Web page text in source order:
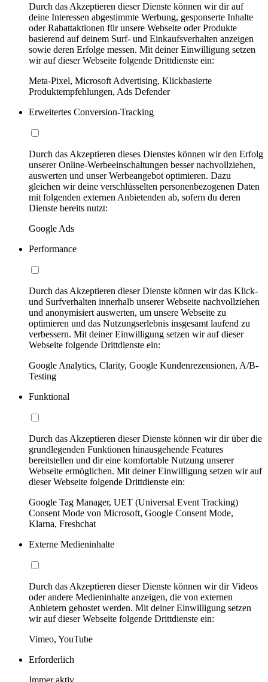
Durch das Akzeptieren dieser Dienste können wir dir auf
deine Interessen abgestimmte Werbung, gesponserte Inhalte
oder Rabattaktionen für unsere Webseite oder Produkte
basierend auf deinem Surf- und Einkaufsverhalten anzeigen
sowie deren Erfolge messen. Mit deiner Einwilligung setzen
wir auf dieser Webseite folgende Drittdienste ein:
Meta-Pixel, Microsoft Advertising, Klickbasierte
Produktempfehlungen, Ads Defender
Erweitertes Conversion-Tracking
Durch das Akzeptieren dieses Dienstes können wir den Erfolg
unserer Online-Werbeeinschaltungen besser nachvollziehen,
auswerten und unser Werbeangebot optimieren. Dazu
gleichen wir deine verschlüsselten personenbezogenen Daten
mit folgenden externen Anbietenden ab, sofern du deren
Dienste bereits nutzt:
Google Ads
Performance
Durch das Akzeptieren dieser Dienste können wir das Klick-
und Surfverhalten innerhalb unserer Webseite nachvollziehen
und anonymisiert auswerten, um unsere Webseite zu
optimieren und das Nutzungserlebnis insgesamt laufend zu
verbessern. Mit deiner Einwilligung setzen wir auf dieser
Webseite folgende Drittdienste ein:
Google Analytics, Clarity, Google Kundenrezensionen, A/B-
Testing
Funktional
Durch das Akzeptieren dieser Dienste können wir dir über die
grundlegenden Funktionen hinausgehende Features
bereitstellen und dir eine komfortable Nutzung unserer
Webseite ermöglichen. Mit deiner Einwilligung setzen wir auf
dieser Webseite folgende Drittdienste ein:
Google Tag Manager, UET (Universal Event Tracking)
Consent Mode von Microsoft, Google Consent Mode,
Klarna, Freshchat
Externe Medieninhalte
Durch das Akzeptieren dieser Dienste können wir dir Videos
oder andere Medieninhalte anzeigen, die von externen
Anbietern gehostet werden. Mit deiner Einwilligung setzen
wir auf dieser Webseite folgende Drittdienste ein:
Vimeo, YouTube
Erforderlich
Immer aktiv